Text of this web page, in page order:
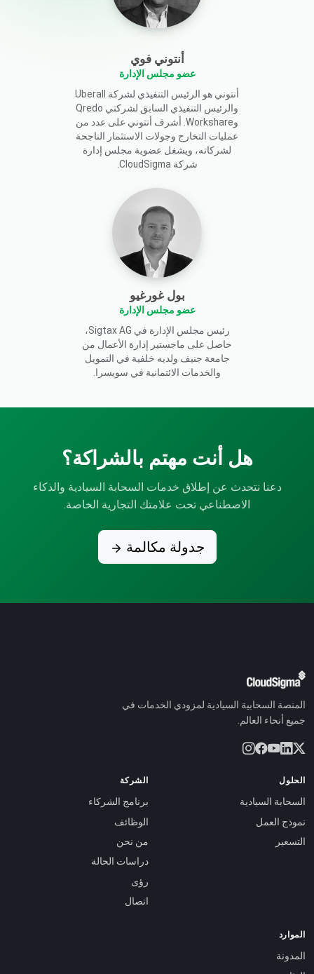
أنتوني فوي
عضو مجلس الإدارة
أنتوني هو الرئيس التنفيذي لشركة Uberall
والرئيس التنفيذي السابق لشركتي Qredo
وWorkshare. أشرف أنتوني على عدد من
عمليات التخارج وجولات الاستثمار الناجحة
لشركاته، ويشغل عضوية مجلس إدارة
شركة CloudSigma.
بول غورغيو
عضو مجلس الإدارة
رئيس مجلس الإدارة في Sigtax AG،
حاصل على ماجستير إدارة الأعمال من
جامعة جنيف ولديه خلفية في التمويل
والخدمات الائتمانية في سويسرا.
هل أنت مهتم بالشراكة؟
دعنا نتحدث عن إطلاق خدمات السحابة السيادية والذكاء
الاصطناعي تحت علامتك التجارية الخاصة.
جدولة مكالمة
المنصة السحابية السيادية لمزودي الخدمات في
جميع أنحاء العالم.
الحلول
السحابة السيادية
نموذج العمل
التسعير
الشركة
برنامج الشركاء
الوظائف
من نحن
دراسات الحالة
رؤى
اتصال
الموارد
المدونة